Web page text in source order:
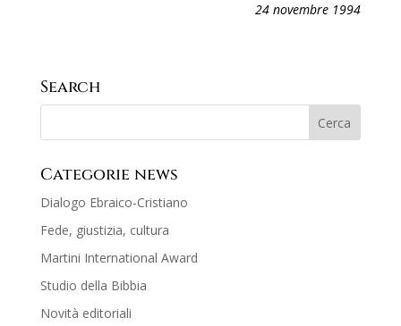
24 novembre 1994
Search
Categorie news
Dialogo Ebraico-Cristiano
Fede, giustizia, cultura
Martini International Award
Studio della Bibbia
Novità editoriali